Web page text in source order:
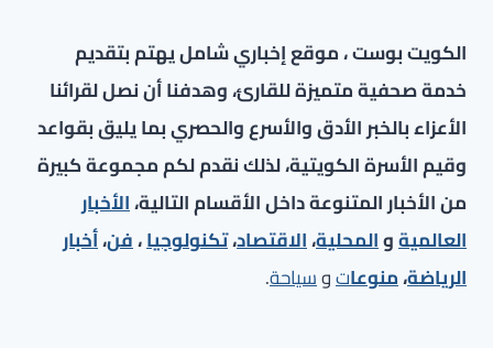
الكويت بوست ، موقع إخباري شامل يهتم بتقديم
خدمة صحفية متميزة للقارئ، وهدفنا أن نصل لقرائنا
الأعزاء بالخبر الأدق والأسرع والحصري بما يليق بقواعد
وقيم الأسرة الكويتية، لذلك نقدم لكم مجموعة كبيرة
من الأخبار المتنوعة داخل الأقسام التالية،الأخبار
العالميةوالمحلية،الاقتصاد،تكنولوجيا،فن،أخبار
الرياضة،منوعاتوسياحة.